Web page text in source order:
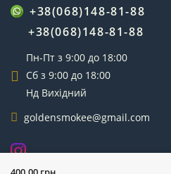
+38(068)148-81-88
+38(068)148-81-88
Пн-Пт з 9:00 до 18:00
Сб з 9:00 до 18:00
Нд Вихідний
goldensmokee@gmail.com
GoldenSmoke © 2025